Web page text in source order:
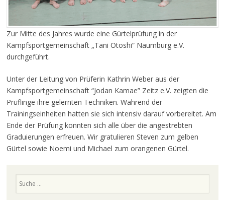
Zur Mitte des Jahres wurde eine Gürtelprüfung in der
Kampfsportgemeinschaft „Tani Otoshi“ Naumburg e.V.
durchgeführt.
Unter der Leitung von Prüferin Kathrin Weber aus der
Kampfsportgemeinschaft “Jodan Kamae” Zeitz e.V. zeigten die
Prüflinge ihre gelernten Techniken. Während der
Trainingseinheiten hatten sie sich intensiv darauf vorbereitet. Am
Ende der Prüfung konnten sich alle über die angestrebten
Graduierungen erfreuen. Wir gratulieren Steven zum gelben
Gürtel sowie Noemi und Michael zum orangenen Gürtel.